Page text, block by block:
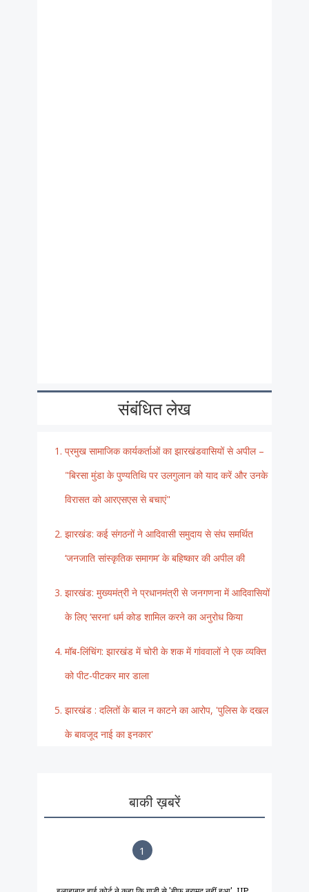
संबंधित लेख
प्रमुख सामाजिक कार्यकर्ताओं का झारखंडवासियों से अपील –
"बिरसा मुंडा के पुण्यतिथि पर उलगुलान को याद करें और उनके
विरासत को आरएसएस से बचाएं"
झारखंड: कई संगठनों ने आदिवासी समुदाय से संघ समर्थित
‘जनजाति सांस्कृतिक समागम’ के बहिष्कार की अपील की
झारखंड: मुख्यमंत्री ने प्रधानमंत्री से जनगणना में आदिवासियों
के लिए ‘सरना’ धर्म कोड शामिल करने का अनुरोध किया
मॉब-लिंचिंग: झारखंड में चोरी के शक में गांववालों ने एक व्यक्ति
को पीट-पीटकर मार डाला
झारखंड : दलितों के बाल न काटने का आरोप, 'पुलिस के दखल
के बावजूद नाई का इनकार'
बाकी ख़बरें
1